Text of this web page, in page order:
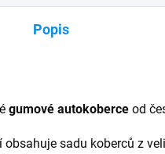
Popis
gumové autokoberce od
obsahuje sadu koberců z